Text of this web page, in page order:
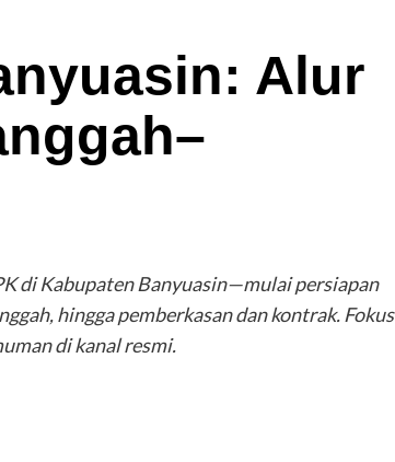
Alur
di Kabupaten Banyuasin—mulai persiapan
hingga pemberkasan dan kontrak. Fokus
di kanal resmi.